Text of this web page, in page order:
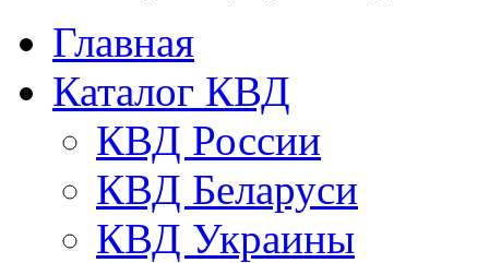
Главная
Каталог КВД
КВД России
КВД Беларуси
КВД Украины